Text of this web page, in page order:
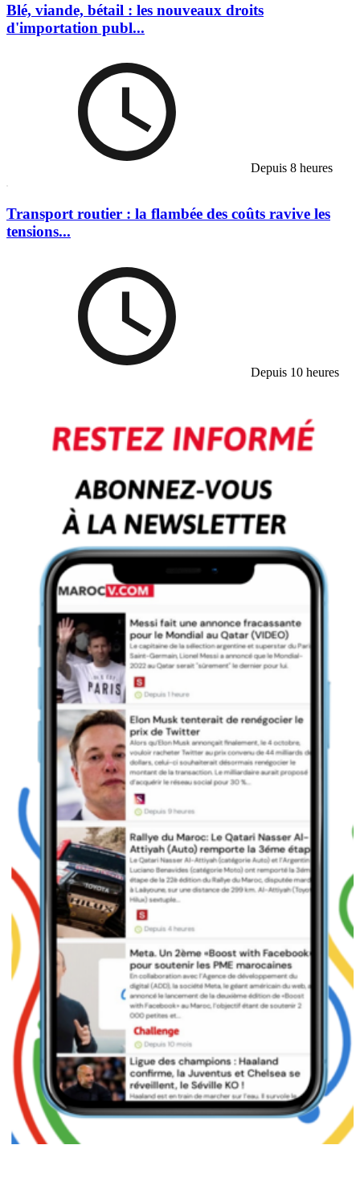
Blé, viande, bétail : les nouveaux droits
d'importation publ...
Depuis 8 heures
Transport routier : la flambée des coûts ravive les
tensions...
Depuis 10 heures